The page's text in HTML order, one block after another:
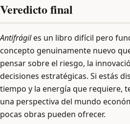
Veredicto final
Antifrágiles un libro difícil pero
concepto genuinamente nuevo
pensar sobre el riesgo, la
decisiones estratégicas. Si estás
tiempo y la energía que requiere,
una perspectiva del mundo
pocas obras pueden ofrecer.